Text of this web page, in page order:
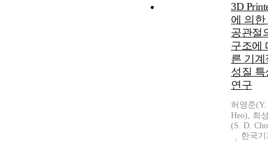
3D
에 의한
공관절
구조에
른 기계
성질 특
연구
허영준(Y.
Heo), 최
(S. D.
한국기